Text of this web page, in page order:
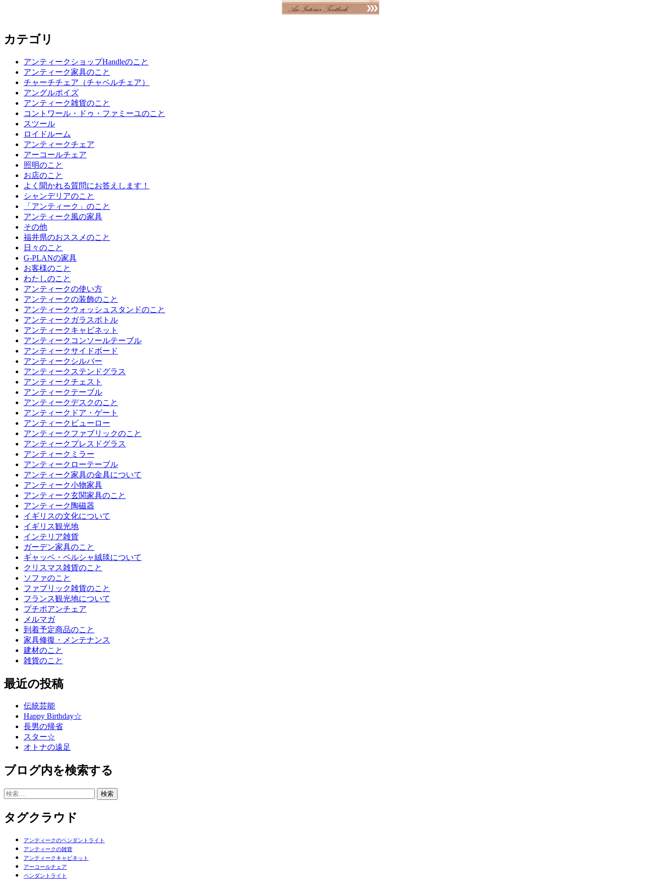
カテゴリ
アンティークショップHandleのこと
アンティーク家具のこと
チャーチチェア（チャペルチェア）
アングルポイズ
アンティーク雑貨のこと
コントワール・ドゥ・ファミーユのこと
スツール
ロイドルーム
アンティークチェア
アーコールチェア
照明のこと
お店のこと
よく聞かれる質問にお答えします！
シャンデリアのこと
「アンティーク」のこと
アンティーク風の家具
その他
福井県のおススメのこと
日々のこと
G-PLANの家具
お客様のこと
わたしのこと
アンティークの使い方
アンティークの装飾のこと
アンティークウォッシュスタンドのこと
アンティークガラスボトル
アンティークキャビネット
アンティークコンソールテーブル
アンティークサイドボード
アンティークシルバー
アンティークステンドグラス
アンティークチェスト
アンティークテーブル
アンティークデスクのこと
アンティークドア・ゲート
アンティークビューロー
アンティークファブリックのこと
アンティークプレスドグラス
アンティークミラー
アンティークローテーブル
アンティーク家具の金具について
アンティーク小物家具
アンティーク玄関家具のこと
アンティーク陶磁器
イギリスの文化について
イギリス観光地
インテリア雑貨
ガーデン家具のこと
ギャッベ・ペルシャ絨毯について
クリスマス雑貨のこと
ソファのこと
ファブリック雑貨のこと
フランス観光地について
プチポアンチェア
メルマガ
到着予定商品のこと
家具修復・メンテナンス
建材のこと
雑貨のこと
最近の投稿
伝統芸能
Happy Birthday☆
長男の帰省
スター☆
オトナの遠足
ブログ内を検索する
検
タグクラウド
アンティークのペンダントライト
アンティークの雑貨
アンティークキャビネット
アーコールチェア
ペンダントライト